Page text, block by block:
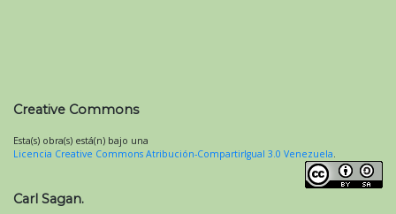
Creative Commons
Esta(s) obra(s) está(n) bajo una
Licencia Creative Commons Atribución-CompartirIgual 3.0 Venezuela.
Carl Sagan.